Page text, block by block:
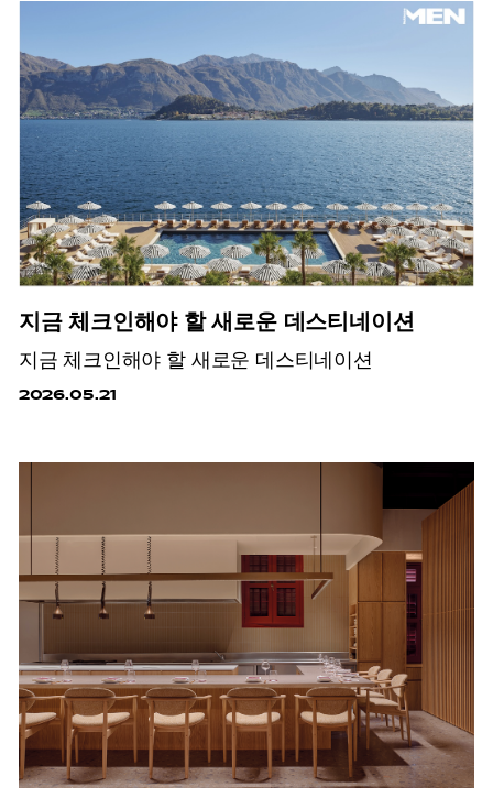
지금 체크인해야 할 새로운 데스티네이션
지금 체크인해야 할 새로운 데스티네이션
2026.05.21